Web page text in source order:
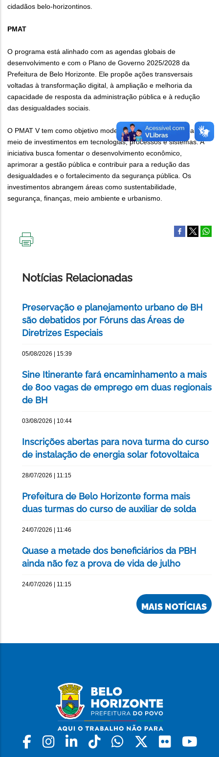
cidadãos belo-horizontinos.
PMAT
O programa está alinhado com as agendas globais de
desenvolvimento e com o Plano de Governo 2025/2028 da
Prefeitura de Belo Horizonte. Ele propõe ações transversais
voltadas à transformação digital, à ampliação e melhoria da
capacidade de resposta da administração pública e à redução
das desigualdades sociais.
O PMAT V tem como objetivo modernizar a gestão municipal por
meio de investimentos em tecnologias, processos e sistemas. A
iniciativa busca fomentar o desenvolvimento econômico,
aprimorar a gestão pública e contribuir para a redução das
desigualdades e o fortalecimento da segurança pública. Os
investimentos abrangem áreas como sustentabilidade,
segurança, finanças, meio ambiente e urbanismo.
Notícias Relacionadas
Preservação e planejamento urbano de BH
são debatidos por Fóruns das Áreas de
Diretrizes Especiais
05/08/2026 | 15:39
Sine Itinerante fará encaminhamento a mais
de 800 vagas de emprego em duas regionais
de BH
03/08/2026 | 10:44
Inscrições abertas para nova turma do curso
de instalação de energia solar fotovoltaica
28/07/2026 | 11:15
Prefeitura de Belo Horizonte forma mais
duas turmas do curso de auxiliar de solda
24/07/2026 | 11:46
Quase a metade dos beneficiários da PBH
ainda não fez a prova de vida de julho
24/07/2026 | 11:15
MAIS NOTÍCIAS
Facebook
Instagram
LinkedinTiktokWhatsapp
X Flickr